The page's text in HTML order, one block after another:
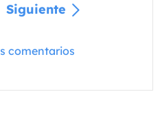
Siguiente
comentarios